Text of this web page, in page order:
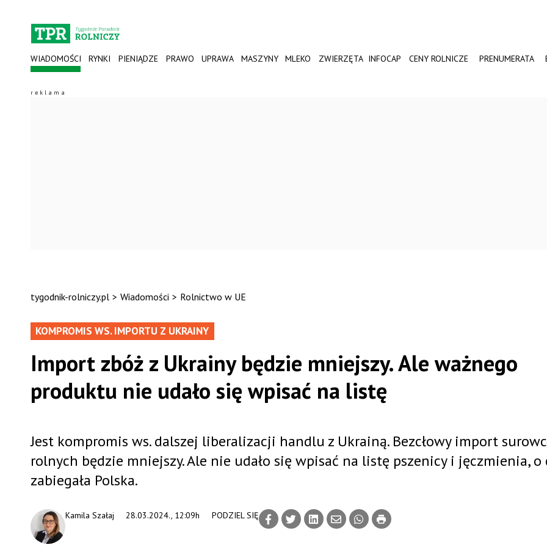
WIADOMOŚCI RYNKI PIENIĄDZE PRAWO UPRAWA MASZYNY MLEKO ZWIERZĘTA INFOCAP CENY ROLNICZE PRENUMERATA
tygodnik-rolniczy.pl > Wiadomości > Rolnictwo w UE
KOMPROMIS WS. IMPORTU Z UKRAINY
Import zbóż z Ukrainy będzie mniejszy. Ale ważnego
produktu nie udało się wpisać na listę
28.03.2024., 12:09h
Kamila Szałaj PODZIEL SIĘ
Jest kompromis ws. dalszej liberalizacji handlu z Ukrainą. Bezcłowy import
rolnych będzie mniejszy. Ale nie udało się wpisać na listę pszenicy i jęczmienia, o
zabiegała Polska.